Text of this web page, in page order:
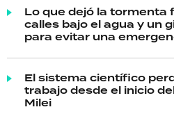
Lo que dejó la tormenta
calles bajo el agua y un
para evitar una
El sistema científico
trabajo desde el inicio
Milei